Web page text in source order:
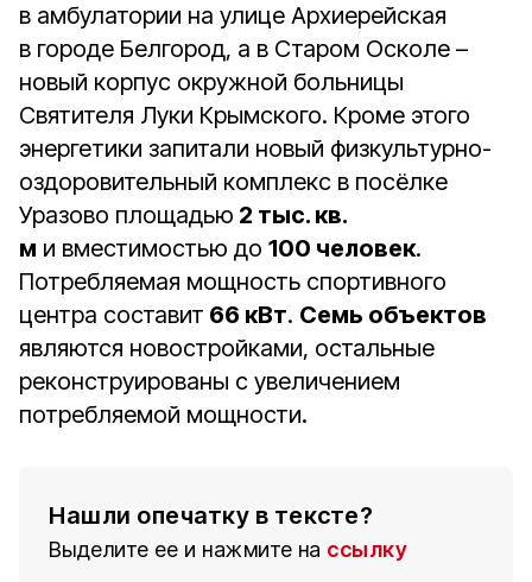
в амбулатории на улице Архиерейская
в городе Белгород, а в Старом Осколе –
новый корпус окружной больницы
Святителя Луки Крымского. Кроме этого
энергетики запитали новый физкультурно-
оздоровительный комплекс в посёлке
Уразово площадью 2 тыс. кв.
м и вместимостью до 100 человек.
Потребляемая мощность спортивного
центра составит 66 кВт. Семь объектов
являются новостройками, остальные
реконструированы с увеличением
потребляемой мощности.
Нашли опечатку в тексте?
Выделите ее и нажмите на ссылку